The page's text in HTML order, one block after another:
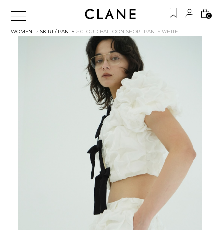
0
WOMEN > SKIRT / PANTS > CLOUD BALLOON SHORT PANTSWHITE